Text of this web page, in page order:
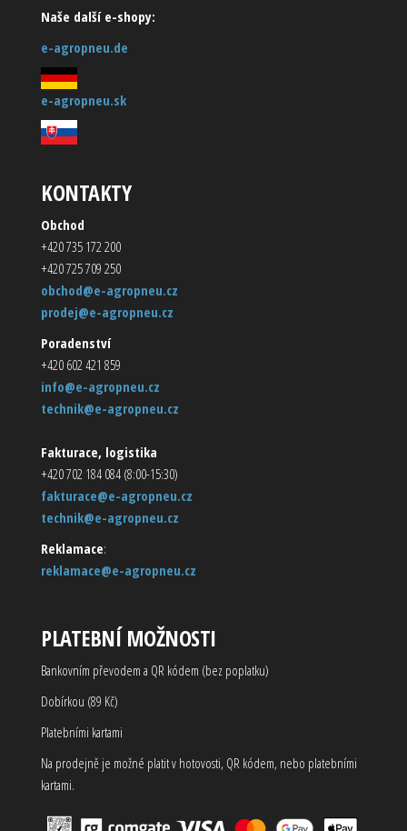
Naše další e-shopy:
e-agropneu.de
e-agropneu.sk
KONTAKTY
Obchod
+420 735 172 200
+420 725 709 250
obchod@e-agropneu.cz
prodej@e-agropneu.cz
Poradenství
+420 602 421 859
info@e-agropneu.cz
technik@e-agropneu.cz
Fakturace, logistika
+420 702 184 084 (8:00-15:30)
fakturace@e-agropneu.cz
technik@e-agropneu.cz
Reklamace:
reklamace@e-agropneu.cz
PLATEBNÍ MOŽNOSTI
Bankovním převodem a QR kódem (bez poplatku)
Dobírkou (89 Kč)
Platebními kartami
Na prodejně je možné platit v hotovosti, QR kódem, nebo platebními
kartami.